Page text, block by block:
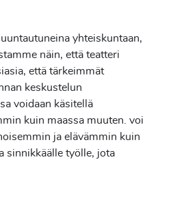
yhteiskuntaan,
näin, että teatteri
että tärkeimmät
keskustelun
voidaan käsitellä
kuin maassa muuten. voi
ja elävämmin kuin
sinnikkäälle työlle, jota